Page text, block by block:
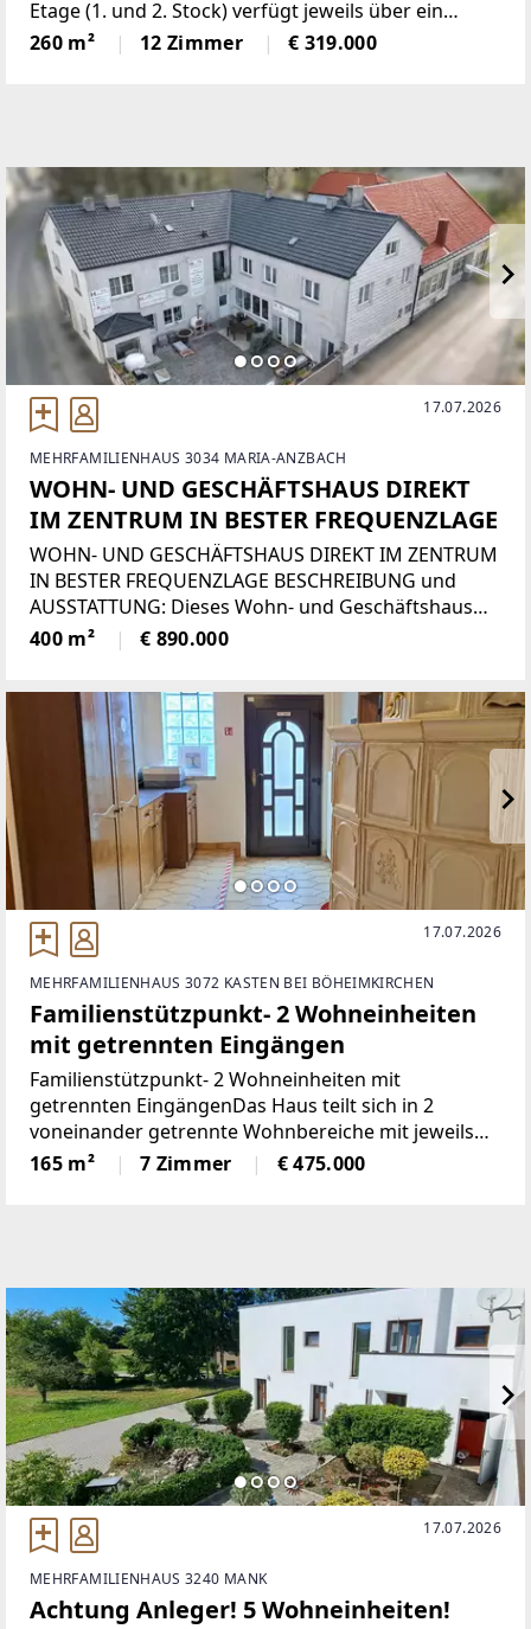
Etage (1. und 2. Stock) verfügt jeweils über ein
Badezimmer, Wohnzimmer, Küche und diverse
Zimmer.Jede Etage kann als separate Wohneinheit
260 m² 12 Zimmer € 319.000
17.07.2026
MEHRFAMILIENHAUS 3034 MARIA-ANZBACH
WOHN- UND GESCHÄFTSHAUS DIREKT
IM ZENTRUM IN BESTER FREQUENZLAGE
WOHN- UND GESCHÄFTSHAUS DIREKT IM ZENTRUM
IN BESTER FREQUENZLAGE BESCHREIBUNG und
AUSSTATTUNG: Dieses Wohn- und Geschäftshaus
bietet auf über 900 m² Nutzfläche vielseitige
Nutzungsmöglichkeiten und eignet sich ideal für
400 m² € 890.000
17.07.2026
MEHRFAMILIENHAUS 3072 KASTEN BEI BÖHEIMKIRCHEN
Familienstützpunkt- 2 Wohneinheiten
mit getrennten Eingängen
Familienstützpunkt- 2 Wohneinheiten mit
getrennten EingängenDas Haus teilt sich in 2
voneinander getrennte Wohnbereiche mit jeweils
eigenen, von außen zugänglichen Eingängen auf.Im
Erdgeschoß befindet sich eine ca. 70 m² große
165 m² 7 Zimmer € 475.000
17.07.2026
MEHRFAMILIENHAUS 3240 MANK
Achtung Anleger! 5 Wohneinheiten!